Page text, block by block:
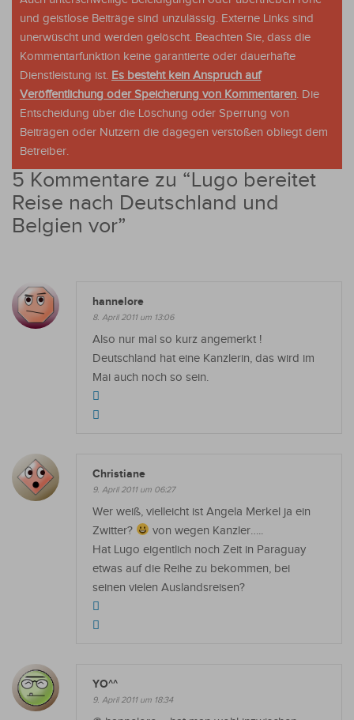
und geistlose Beiträge sind unzulässig. Externe Links sind
unerwüscht und werden gelöscht. Beachten Sie, dass die
Kommentarfunktion keine garantierte oder dauerhafte
Dienstleistung ist. Es besteht kein Anspruch auf
Veröffentlichung oder Speicherung von Kommentaren. Die
Entscheidung über die Löschung oder Sperrung von
Beiträgen oder Nutzern die dagegen verstoßen obliegt dem
Betreiber.
5 Kommentare zu “Lugo bereitet
Reise nach Deutschland und
Belgien vor”
hannelore
8. April 2011 um 13:06
Also nur mal so kurz angemerkt !
Deutschland hat eine Kanzlerin, das wird im
Mai auch noch so sein.
Christiane
9. April 2011 um 06:27
Wer weiß, vielleicht ist Angela Merkel ja ein
Zwitter?
von wegen Kanzler…..
Hat Lugo eigentlich noch Zeit in Paraguay
etwas auf die Reihe zu bekommen, bei
seinen vielen Auslandsreisen?
YO^^
9. April 2011 um 18:34